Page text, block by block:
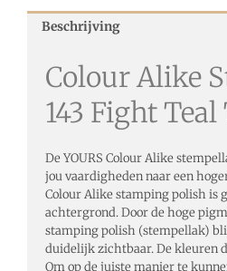
Beschrijving
Colour Alike
143 Fight
De YOURS Colour Alike
jou vaardigheden naar een
Colour Alike stamping polish is
achtergrond. Door de hoge
stamping polish (stempellak)
duidelijk zichtbaar. De kleuren
Om op de juiste manier te